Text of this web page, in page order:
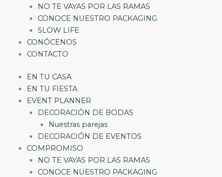
NO TE VAYAS POR LAS RAMAS
CONOCE NUESTRO PACKAGING
SLOW LIFE
CONÓCENOS
CONTACTO
EN TU CASA
EN TU FIESTA
EVENT PLANNER
DECORACIÓN DE BODAS
Nuestras parejas
DECORACIÓN DE EVENTOS
COMPROMISO
NO TE VAYAS POR LAS RAMAS
CONOCE NUESTRO PACKAGING